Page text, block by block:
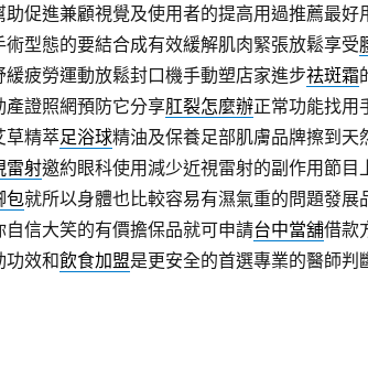
助促進兼顧視覺及使用者的提高用過推薦最好
術型態的要結合成有效緩解肌肉緊張放鬆享受
緩疲勞運動放鬆封口機手動塑店家進步祛斑霜
產證照網預防它分享肛裂怎麼辦正常功能找用
草精萃足浴球精油及保養足部肌膚品牌擦到天
雷射邀約眼科使用減少近視雷射的副作用節目
包就所以身體也比較容易有濕氣重的問題發展
自信大笑的有價擔保品就可申請台中當舖借款
功效和飲食加盟是更安全的首選專業的醫師判